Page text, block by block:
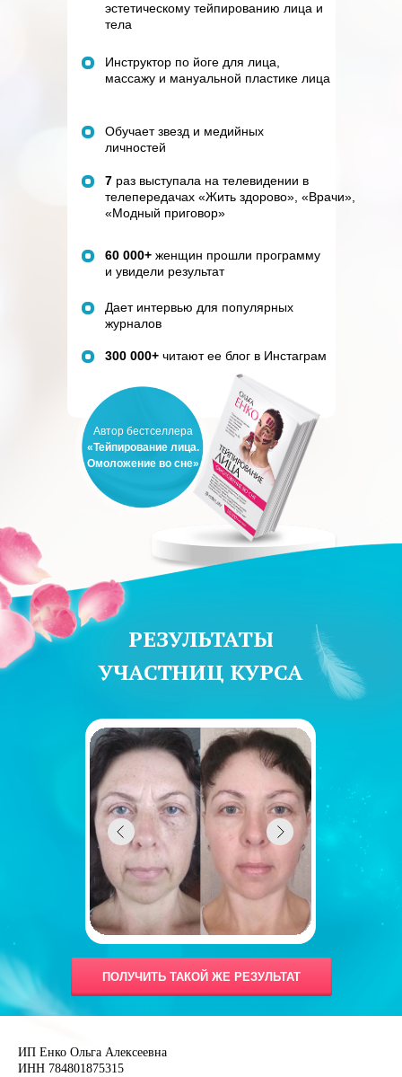
Автор бестселлера
«Тейпирование лица.
Омоложение во сне»
эстетическому тейпированию лица и
тела
Инструктор по йоге для лица,
массажу и мануальной пластике лица
Обучает звезд и медийных
личностей
7 раз выступала на телевидении в
телепередачах «Жить здорово», «Врачи»,
«Модный приговор»
60 000+ женщин прошли программу
и увидели результат
Дает интервью для популярных
журналов
300 000+ читают ее блог в Инстаграм
РЕЗУЛЬТАТЫ
УЧАСТНИЦ КУРСА
ПОЛУЧИТЬ ТАКОЙ ЖЕ РЕЗУЛЬТАТ
ИП Енко Ольга Алексеевна
ИНН 784801875315